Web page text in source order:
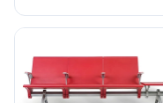
Restaurant Hotel
Anpassad Hewei